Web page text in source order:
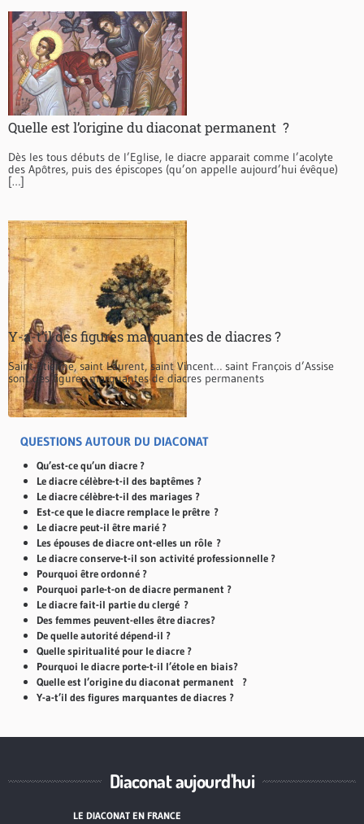
Quelle est l’origine du diaconat permanent ?
Dès les tous débuts de l’Eglise, le diacre apparait comme l’acolyte
des Apôtres, puis des épiscopes (qu’on appelle aujourd’hui évêque)
[…]
Y-a-t’il des figures marquantes de diacres ?
Saint Etienne, saint Laurent, saint Vincent… saint François d’Assise
sont des figures marquantes de diacres permanents
QUESTIONS AUTOUR DU DIACONAT
Qu’est-ce qu’un diacre ?
Le diacre célèbre-t-il des baptêmes ?
Le diacre célèbre-t-il des mariages ?
Est-ce que le diacre remplace le prêtre ?
Le diacre peut-il être marié ?
Les épouses de diacre ont-elles un rôle ?
Le diacre conserve-t-il son activité professionnelle ?
Pourquoi être ordonné ?
Pourquoi parle-t-on de diacre permanent ?
Le diacre fait-il partie du clergé ?
Des femmes peuvent-elles être diacres?
De quelle autorité dépend-il ?
Quelle spiritualité pour le diacre ?
Pourquoi le diacre porte-t-il l’étole en biais?
Quelle est l’origine du diaconat permanent ?
Y-a-t’il des figures marquantes de diacres ?
Diaconat aujourd'hui
LE DIACONAT EN FRANCE